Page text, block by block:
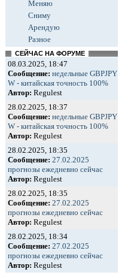
Меняю
Сниму
Арендую
Разное
СЕЙЧАС НА ФОРУМЕ
08.03.2025, 18:47
Сообщение: недельные GBPJPY
W - китайская точность 100%
Автор: Regulest
28.02.2025, 18:37
Сообщение: недельные GBPJPY
W - китайская точность 100%
Автор: Regulest
28.02.2025, 18:35
Сообщение: 27.02.2025
прогнозы ежедневно сейчас
Автор: Regulest
28.02.2025, 18:35
Сообщение: 27.02.2025
прогнозы ежедневно сейчас
Автор: Regulest
28.02.2025, 18:34
Сообщение: 27.02.2025
прогнозы ежедневно сейчас
Автор: Regulest